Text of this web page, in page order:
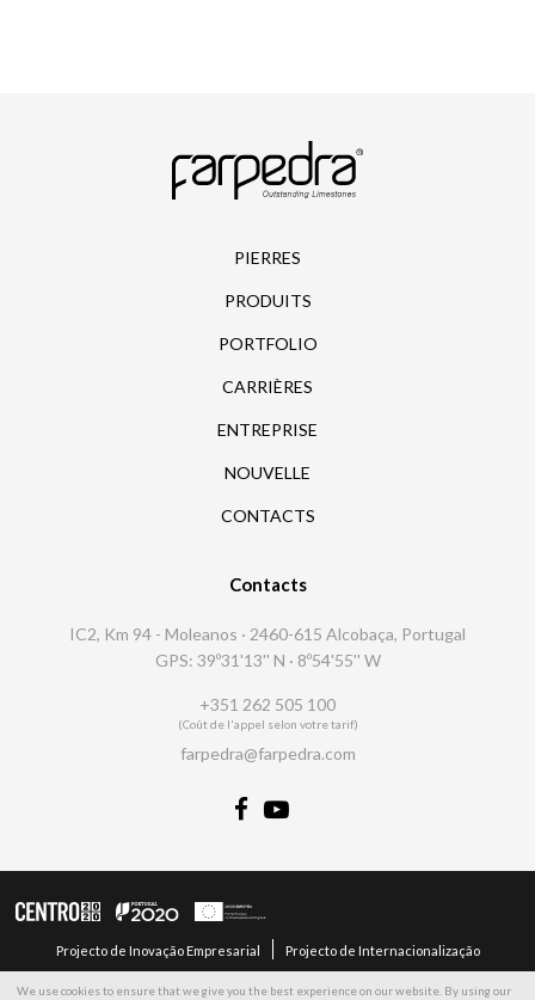
We use cookies to ensure that we give you the best experience on our website. By using our
PIERRES
PRODUITS
PORTFOLIO
CARRIÈRES
ENTREPRISE
NOUVELLE
CONTACTS
Contacts
IC2, Km 94 - Moleanos · 2460-615 Alcobaça, Portugal
GPS: 39º31'13'' N · 8º54'55'' W
+351 262 505 100
(Coût de l'appel selon votre tarif)
farpedra@farpedra.com
Projecto de Inovação Empresarial Projecto de Internacionalização